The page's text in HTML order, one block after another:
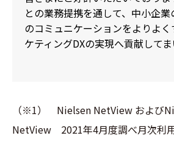
との業務提携を通して、中小企
のコミュニケーションをよりよ
ケティングDXの実現へ貢献してま
（※1） Nielsen NetView および
NetView 2021年4月度調べ月次利